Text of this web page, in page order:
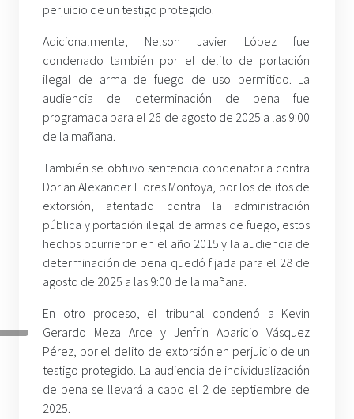
perjuicio de un testigo protegido.
Adicionalmente, Nelson Javier López fue
condenado también por el delito de portación
ilegal de arma de fuego de uso permitido. La
audiencia de determinación de pena fue
programada para el 26 de agosto de 2025 a las 9:00
de la mañana.
También se obtuvo sentencia condenatoria contra
Dorian Alexander Flores Montoya, por los delitos de
extorsión, atentado contra la administración
pública y portación ilegal de armas de fuego, estos
hechos ocurrieron en el año 2015 y la audiencia de
determinación de pena quedó fijada para el 28 de
agosto de 2025 a las 9:00 de la mañana.
En otro proceso, el tribunal condenó a Kevin
Gerardo Meza Arce y Jenfrin Aparicio Vásquez
Pérez, por el delito de extorsión en perjuicio de un
testigo protegido. La audiencia de individualización
de pena se llevará a cabo el 2 de septiembre de
2025.